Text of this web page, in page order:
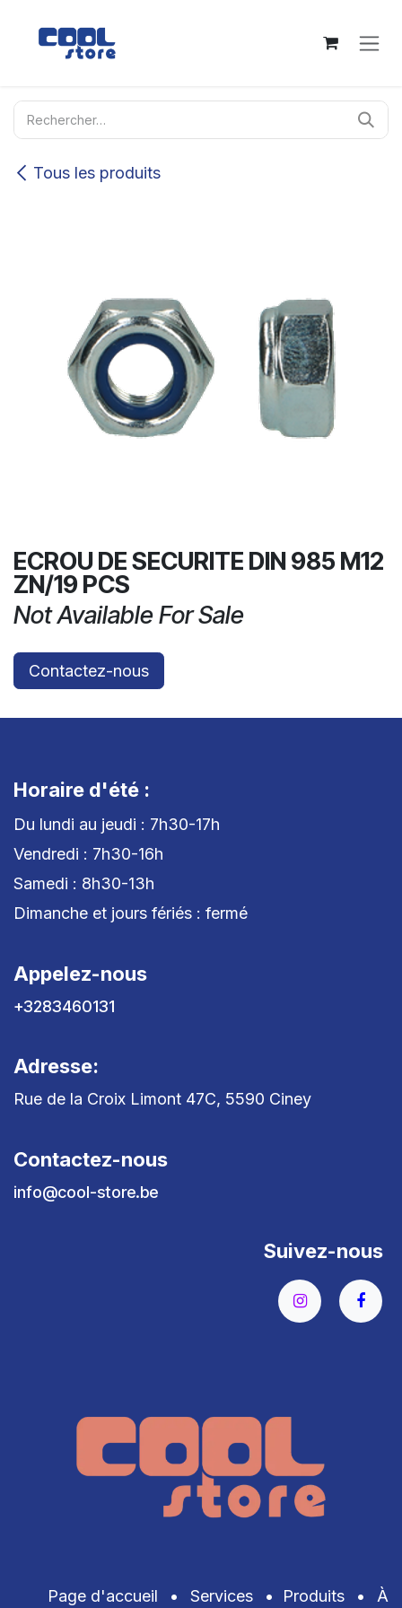
Tous les produits
ECROU DE SECURITE DIN 985 M12
ZN/19 PCS
Not Available For Sale
Contactez-nous
Horaire d'été :
Du lundi au jeudi : 7h30-17h
Vendredi : 7h30-16h
Samedi : 8h30-13h
Dimanche et jours fériés : fermé
Appelez-nous
+3283460131
Adresse:
Rue de la Croix Limont 47C, 5590 Ciney
Contactez-nous
info@cool-store.be
Suivez-nous
Page d'accueil • Services • Produits • À